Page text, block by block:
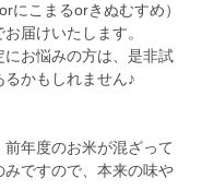
こまるorきぬむすめ）
届けいたします。
お悩みの方は、是非試
かもしれません♪
年度のお米が混ざって
ですので、本来の味や